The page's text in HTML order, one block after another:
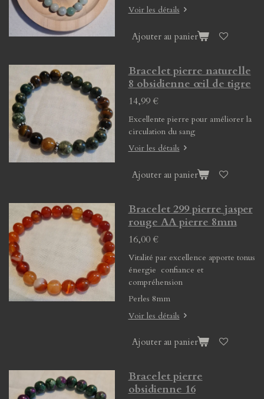
Voir les détails
Ajouter au panier
Bracelet pierre naturelle
8 obsidienne œil de tigre
14,99 €
Excellente pierre pour améliorer la
circulation du sang
Voir les détails
Ajouter au panier
Bracelet 299 pierre jasper
rouge AA pierre 8mm
16,00 €
Vitalité par excellence apporte tonus
énergie confiance et
compréhension
Perles 8mm
Voir les détails
Ajouter au panier
Bracelet pierre
obsidienne 16